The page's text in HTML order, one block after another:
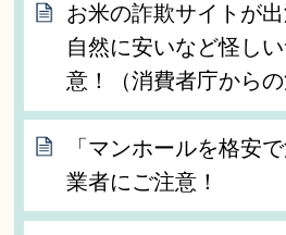
お米の詐欺サイトが
自然に安いなど怪し
意！（消費者庁からの
「マンホールを格安
業者にご注意！